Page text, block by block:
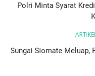
Polri Minta Syarat
Sungai Siomate Meluap,